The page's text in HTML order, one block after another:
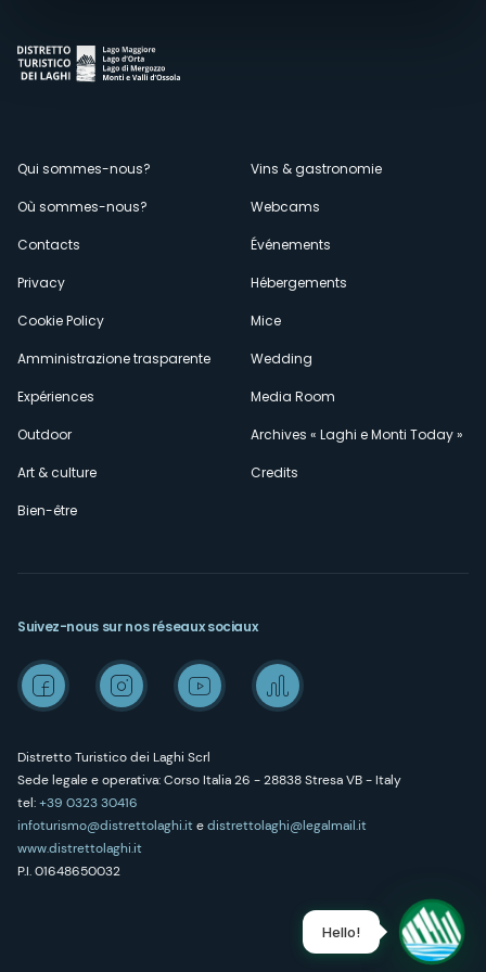
Menù
secondario
Qui sommes-nous?
Où sommes-nous?
Contacts
Privacy
Cookie Policy
Amministrazione trasparente
Expériences
Outdoor
Art & culture
Bien-être
Vins & gastronomie
Webcams
Événements
Hébergements
Mice
Wedding
Media Room
Archives « Laghi e Monti Today »
Credits
Distretto Turistico dei Laghi Scrl
Sede legale e operativa: Corso Italia 26 - 28838 Stresa VB - Italy
tel:+39 0323 30416
infoturismo@distrettolaghi.itedistrettolaghi@legalmail.it
www.distrettolaghi.it
P.I. 01648650032
Suivez-nous sur nos réseaux sociaux